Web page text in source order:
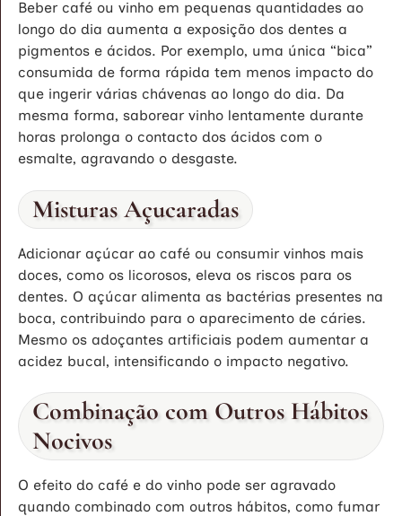
Beber café ou vinho em pequenas quantidades ao
longo do dia aumenta a exposição dos dentes a
pigmentos e ácidos. Por exemplo, uma única “bica”
consumida de forma rápida tem menos impacto do
que ingerir várias chávenas ao longo do dia. Da
mesma forma, saborear vinho lentamente durante
horas prolonga o contacto dos ácidos com o
esmalte, agravando o desgaste.
Misturas Açucaradas
Adicionar açúcar ao café ou consumir vinhos mais
doces, como os licorosos, eleva os riscos para os
dentes. O açúcar alimenta as bactérias presentes na
boca, contribuindo para o aparecimento de cáries.
Mesmo os adoçantes artificiais podem aumentar a
acidez bucal, intensificando o impacto negativo.
Combinação com Outros Hábitos
Nocivos
O efeito do café e do vinho pode ser agravado
quando combinado com outros hábitos, como fumar